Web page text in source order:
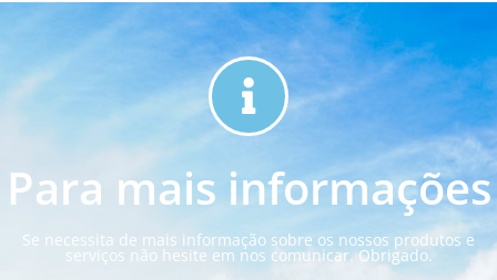
Para mais informações
Se necessita de mais informação sobre os nossos produtos e
serviços não hesite em nos comunicar. Obrigado.